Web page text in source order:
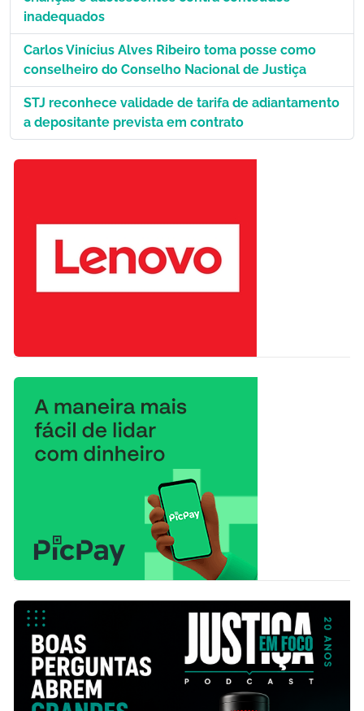
inadequados
Carlos Vinícius Alves Ribeiro toma posse como
conselheiro do Conselho Nacional de Justiça
STJ reconhece validade de tarifa de adiantamento
a depositante prevista em contrato